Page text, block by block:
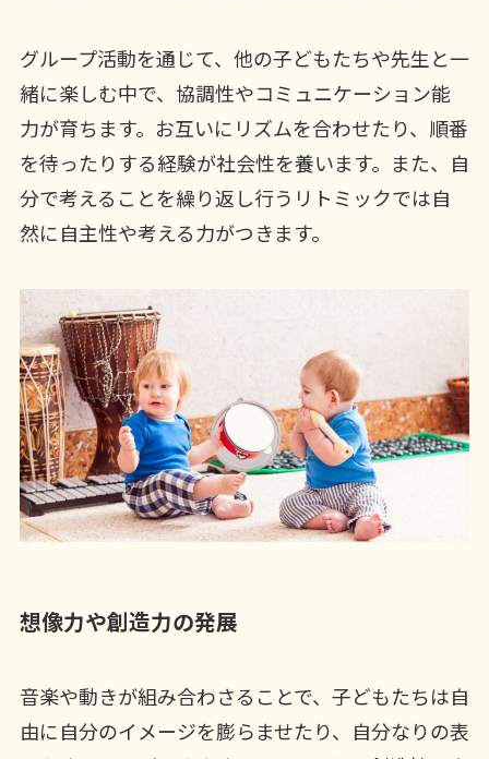
グループ活動を通じて、他の子どもたちや先生と一
緒に楽しむ中で、協調性やコミュニケーション能
力が育ちます。お互いにリズムを合わせたり、順番
を待ったりする経験が社会性を養います。また、自
分で考えることを繰り返し行うリトミックでは自
然に自主性や考える力がつきます。
想像力や創造力の発展
音楽や動きが組み合わさることで、子どもたちは自
由に自分のイメージを膨らませたり、自分なりの表